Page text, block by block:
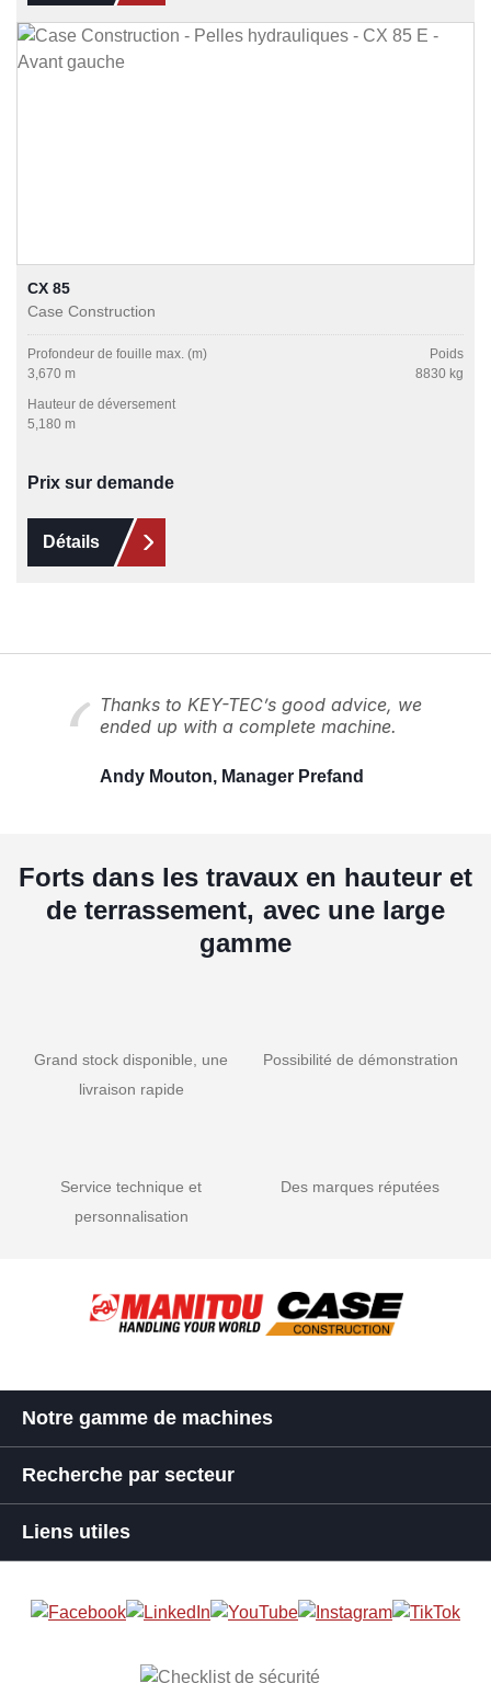
CX 85
Case Construction
Profondeur de fouille max. (m)
3,670 m
Poids
8830 kg
Hauteur de déversement
5,180 m
Prix sur demande
Détails
Thanks to KEY-TEC’s good advice, we
ended up with a complete machine.
Andy Mouton, Manager Prefand
Forts dans les travaux en hauteur et
de terrassement, avec une large
gamme
Grand stock disponible, une
livraison rapide
Possibilité de démonstration
Service technique et
personnalisation
Des marques réputées
Notre gamme de machines
Recherche par secteur
Liens utiles